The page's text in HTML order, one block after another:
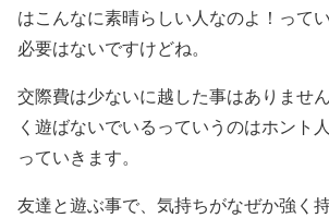
はこんなに素晴らしい人なのよ！って
必要はないですけどね。
交際費は少ないに越した事はありませ
く遊ばないでいるっていうのはホント
っていきます。
友達と遊ぶ事で、気持ちがなぜか強く